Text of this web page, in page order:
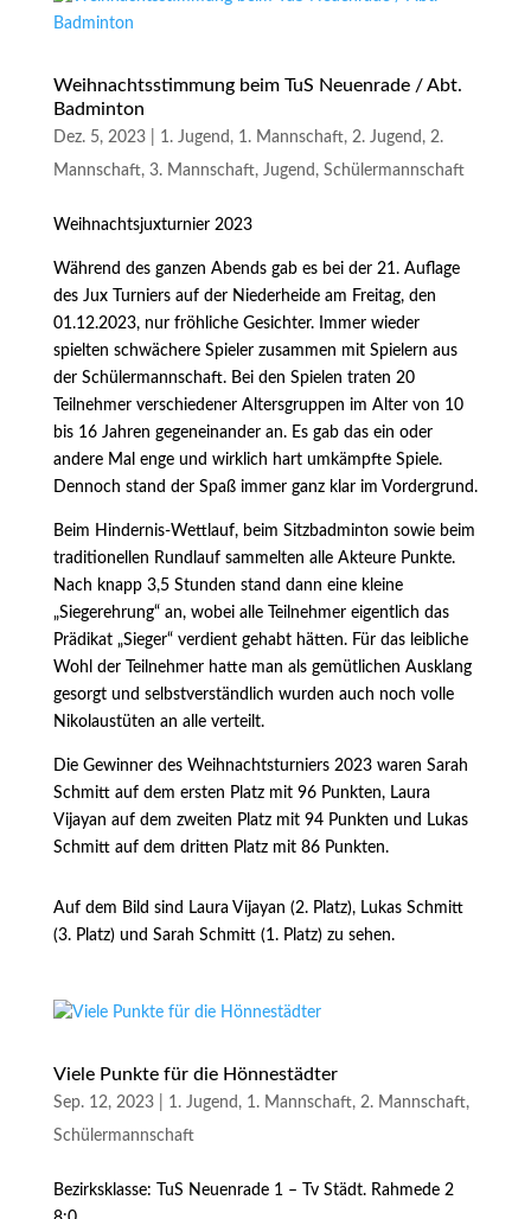
Weihnachtsstimmung beim TuS Neuenrade / Abt.
Badminton
Dez. 5, 2023| 1. Jugend , 1. Mannschaft, 2. Jugend , 2.
Mannschaft, 3. Mannschaft, Jugend , Schülermannschaft
Weihnachtsjuxturnier 2023
Während des ganzen Abends gab es bei der 21. Auflage
des Jux Turniers auf der Niederheide am Freitag, den
01.12.2023, nur fröhliche Gesichter. Immer wieder
spielten schwächere Spieler zusammen mit Spielern aus
der Schülermannschaft. Bei den Spielen traten 20
Teilnehmer verschiedener Altersgruppen im Alter von 10
bis 16 Jahren gegeneinander an. Es gab das ein oder
andere Mal enge und wirklich hart umkämpfte Spiele.
Dennoch stand der Spaß immer ganz klar im Vordergrund.
Beim Hindernis-Wettlauf, beim Sitzbadminton sowie beim
traditionellen Rundlauf sammelten alle Akteure Punkte.
Nach knapp 3,5 Stunden stand dann eine kleine
„Siegerehrung“ an, wobei alle Teilnehmer eigentlich das
Prädikat „Sieger“ verdient gehabt hätten. Für das leibliche
Wohl der Teilnehmer hatte man als gemütlichen Ausklang
gesorgt und selbstverständlich wurden auch noch volle
Nikolaustüten an alle verteilt.
Die Gewinner des Weihnachtsturniers 2023 waren Sarah
Schmitt auf dem ersten Platz mit 96 Punkten, Laura
Vijayan auf dem zweiten Platz mit 94 Punkten und Lukas
Schmitt auf dem dritten Platz mit 86 Punkten.
Auf dem Bild sind Laura Vijayan (2. Platz), Lukas Schmitt
(3. Platz) und Sarah Schmitt (1. Platz) zu sehen.
Viele Punkte für die Hönnestädter
Sep. 12, 2023| 1. Jugend , 1. Mannschaft, 2. Mannschaft,
Schülermannschaft
Bezirksklasse: TuS Neuenrade 1 – Tv Städt. Rahmede 2